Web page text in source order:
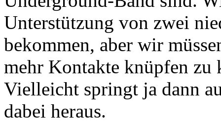
Unterstützung von zwei
bekommen, aber wir
mehr Kontakte knüpfen zu
Vielleicht springt ja dann
dabei heraus.